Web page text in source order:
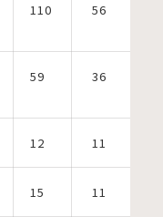
110 56
59 36
12 11
15 11